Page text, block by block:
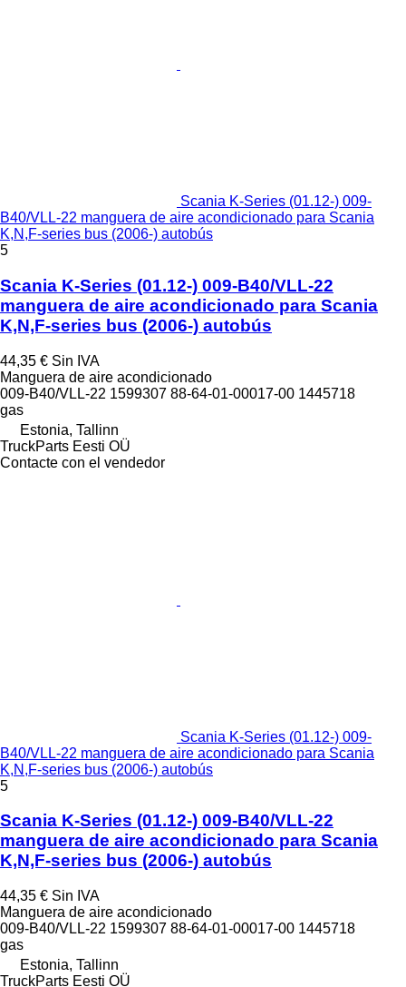
Scania K-Series (01.12-) 009-
B40/VLL-22 manguera de aire acondicionado para Scania
K,N,F-series bus (2006-) autobús
5
Scania K-Series (01.12-) 009-B40/VLL-22
manguera de aire acondicionado para Scania
K,N,F-series bus (2006-) autobús
44,35 € Sin IVA
Manguera de aire acondicionado
009-B40/VLL-22 1599307 88-64-01-00017-00 1445718
gas
Estonia, Tallinn
TruckParts Eesti OÜ
Contacte con el vendedor
Scania K-Series (01.12-) 009-
B40/VLL-22 manguera de aire acondicionado para Scania
K,N,F-series bus (2006-) autobús
5
Scania K-Series (01.12-) 009-B40/VLL-22
manguera de aire acondicionado para Scania
K,N,F-series bus (2006-) autobús
44,35 € Sin IVA
Manguera de aire acondicionado
009-B40/VLL-22 1599307 88-64-01-00017-00 1445718
gas
Estonia, Tallinn
TruckParts Eesti OÜ